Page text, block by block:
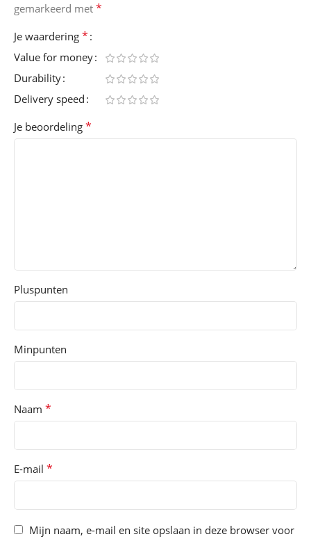
gemarkeerd met *
Je waardering *
Value for money
Durability
Delivery speed
Je beoordeling *
Pluspunten
Minpunten
Naam *
E-mail *
Mijn naam, e-mail en site opslaan in deze browser voor